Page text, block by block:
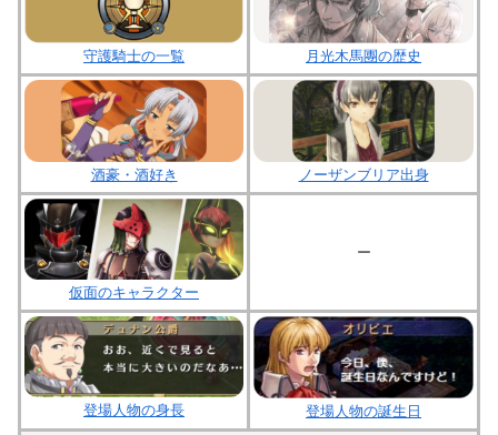
守護騎士の一覧 月光木馬團の歴史
酒豪・酒好き ノーザンブリア出身
仮面のキャラクター
ー
登場人物の身長 登場人物の誕生日